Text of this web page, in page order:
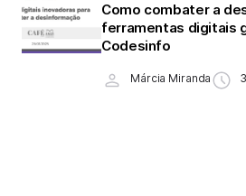
Como combater a
ferramentas digitais
Codesinfo
Márcia Miranda